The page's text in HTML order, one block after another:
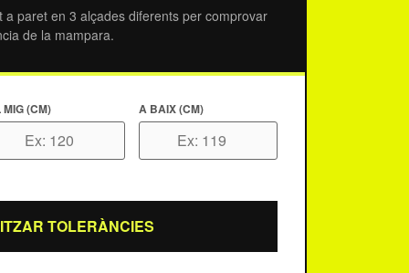
paret en 3 alçades diferents per comprovar
de la mampara.
MIG (CM) A BAIX (CM)
TOLERÀNCIES